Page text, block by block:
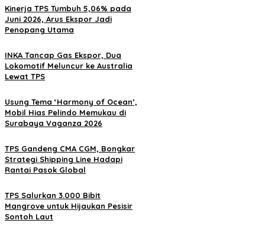
Kinerja TPS Tumbuh 5,06% pada
Juni 2026, Arus Ekspor Jadi
Penopang Utama
INKA Tancap Gas Ekspor, Dua
Lokomotif Meluncur ke Australia
Lewat TPS
Usung Tema ‘Harmony of Ocean’,
Mobil Hias Pelindo Memukau di
Surabaya Vaganza 2026
TPS Gandeng CMA CGM, Bongkar
Strategi Shipping Line Hadapi
Rantai Pasok Global
TPS Salurkan 3.000 Bibit
Mangrove untuk Hijaukan Pesisir
Sontoh Laut